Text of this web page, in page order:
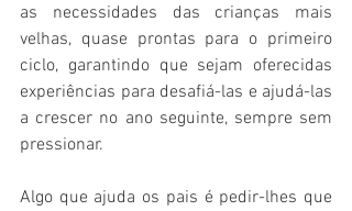
as necessidades das crianças mais
velhas, quase prontas para o primeiro
ciclo, garantindo que sejam oferecidas
experiências para desafiá-las e ajudá-las
a crescer no ano seguinte, sempre sem
pressionar.
Algo que ajuda os pais é pedir-lhes que